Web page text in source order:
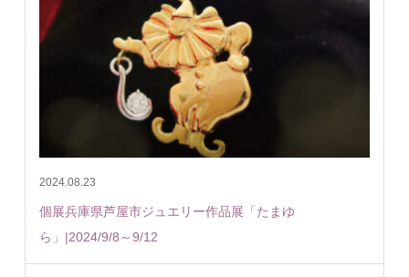
2024.08.23
個展兵庫県芦屋市ジュエリー作品展「たまゆ
ら」|2024/9/8～9/12